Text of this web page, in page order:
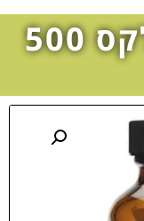
אסטר סי קומפלקס 500